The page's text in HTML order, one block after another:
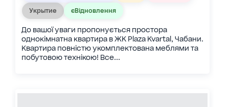
Укрытие єВідновлення
До вашої уваги пропонується простора
однокімнатна квартира в ЖК Plaza Kvartal, Чабани.
Квартира повністю укомплектована меблями та
побутовою технікою! Все...